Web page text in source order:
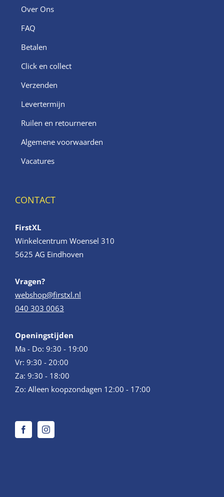
Over Ons
FAQ
Betalen
Click en collect
Verzenden
Levertermijn
Ruilen en retourneren
Algemene voorwaarden
Vacatures
CONTACT
FirstXL
Winkelcentrum Woensel 310
5625 AG Eindhoven
Vragen?
webshop@firstxl.nl
040 303 0063
Openingstijden
Ma - Do: 9:30 - 19:00
Vr: 9:30 - 20:00
Za: 9:30 - 18:00
Zo: Alleen koopzondagen 12:00 - 17:00